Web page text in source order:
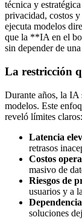
técnica y
privacidad, costos
ejecuta modelos
que la **IA en el
sin depender de
La restricción
Durante años, la IA
modelos. Este
reveló límites claros:
Latencia
retrasos
Costos
masivo de
Riesgos de
usuarios y a
soluciones